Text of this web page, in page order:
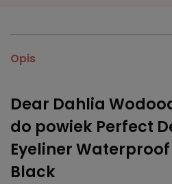
Opis
Dear Dahlia
do powiek Perfect
Eyeliner
Black